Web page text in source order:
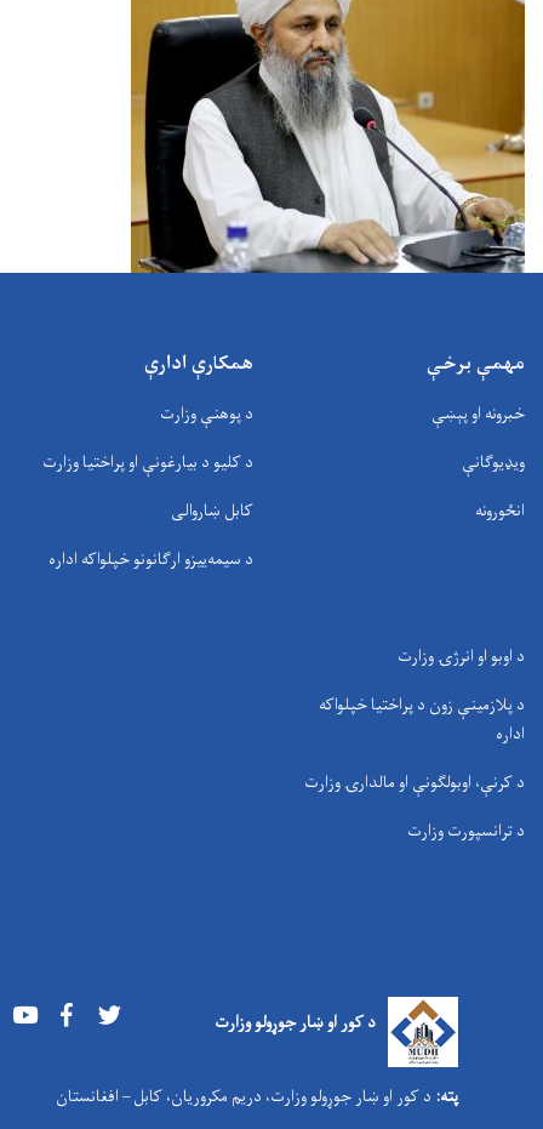
مهمې برخې
خبرونه او پېښې
ویډیوګانې
انځورونه
همکارې ادارې
د پوهنې وزارت
د کلیو د بیارغونې او پراختیا وزارت
کابل ښاروالی
د سيمه‌ييزو ارګانونو خپلواکه اداره
د اوبو او انرژۍ وزارت
د پلازمینې زون د پراختیا خپلواکه
اداره
د کرنې، اوبولګونې او مالدارۍ وزارت
د ترانسپورت وزارت
د کور او ښار جوړولو وزارت Youtube Facebook
پته: د کور او ښار جوړولو وزارت، دریم مکروریان، کابل – افغانستان